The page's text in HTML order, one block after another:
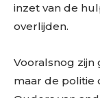
inzet van de
overlijden.
Vooralsnog zijn
maar de politie